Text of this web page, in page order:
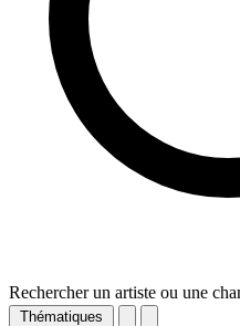
Rechercher un artiste ou une
Thématiques